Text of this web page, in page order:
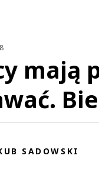
mają
SADOWSKI